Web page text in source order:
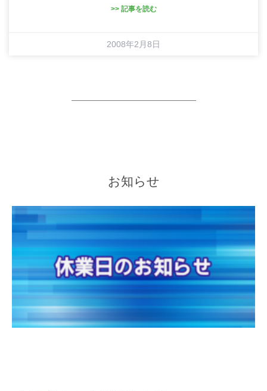
>> 記事を読む
2008年2月8日
お知らせ